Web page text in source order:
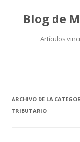
Blog de
Artículos
ARCHIVO DE LA
TRIBUTARIO